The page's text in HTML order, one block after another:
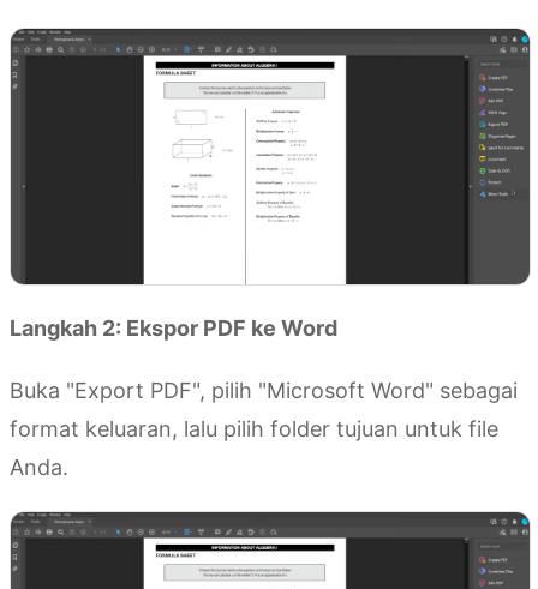
Langkah 2: Ekspor PDF ke Word
Buka "Export PDF", pilih "Microsoft Word" sebagai
format keluaran, lalu pilih folder tujuan untuk file
Anda.